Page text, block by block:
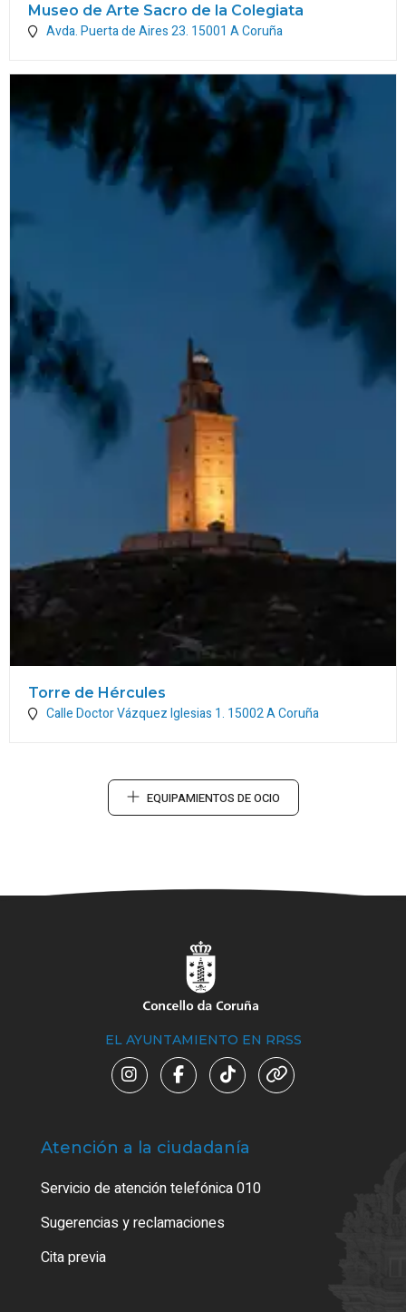
Museo de Arte Sacro de la Colegiata
Avda. Puerta de Aires 23. 15001 A Coruña
Torre de Hércules
Calle Doctor Vázquez Iglesias 1. 15002A Coruña
EQUIPAMIENTOS DE OCIO
EL AYUNTAMIENTO EN RRSS
Atención a la ciudadanía
Servicio de atención telefónica 010
Sugerencias y reclamaciones
Cita previa